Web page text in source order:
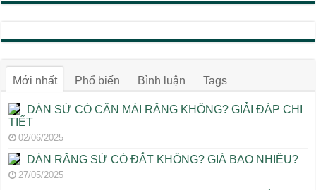
Mới nhất Phổ biến Bình luận Tags
DÁN SỨ CÓ CẦN MÀI RĂNG KHÔNG? GIẢI ĐÁP CHI
TIẾT
02/06/2025
DÁN RĂNG SỨ CÓ ĐẮT KHÔNG? GIÁ BAO NHIÊU?
27/05/2025